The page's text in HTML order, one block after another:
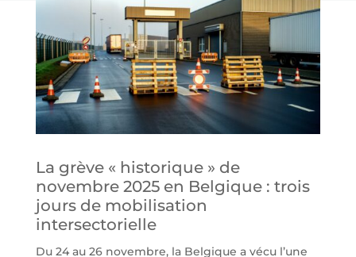
La grève « historique » de
novembre 2025 en Belgique : trois
jours de mobilisation
intersectorielle
Du 24 au 26 novembre, la Belgique a vécu l’une